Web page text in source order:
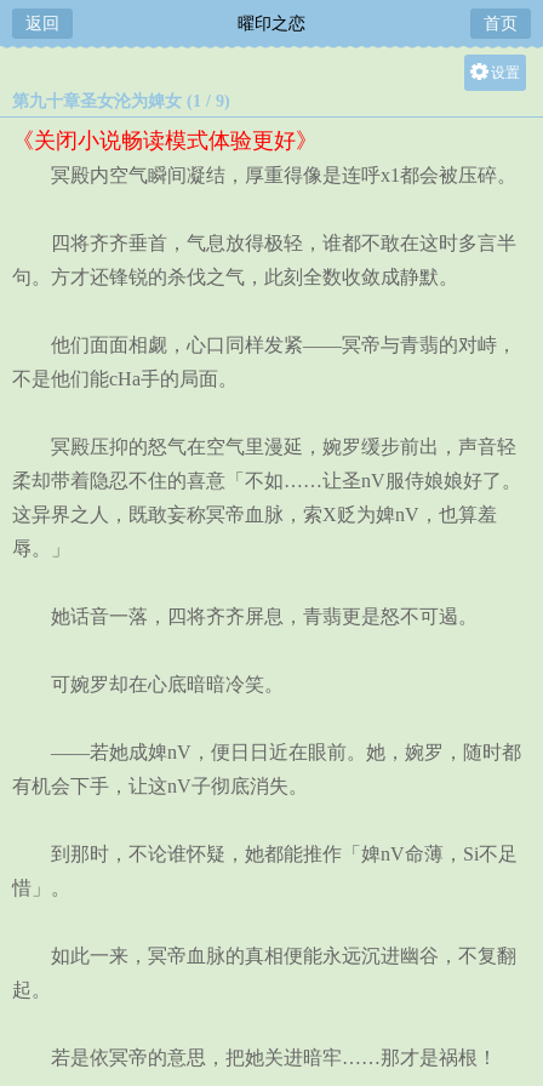
返回 曜印之恋 首页
设置
中
第九十章圣女沦为婢女 (1 / 9)
《关闭小说畅读模式体验更好》
冥殿内空气瞬间凝结，厚重得像是连呼x1都会被压碎。
四将齐齐垂首，气息放得极轻，谁都不敢在这时多言半
句。方才还锋锐的杀伐之气，此刻全数收敛成静默。
他们面面相觑，心口同样发紧——冥帝与青翡的对峙，
不是他们能cHa手的局面。
冥殿压抑的怒气在空气里漫延，婉罗缓步前出，声音轻
柔却带着隐忍不住的喜意「不如……让圣nV服侍娘娘好了。
这异界之人，既敢妄称冥帝血脉，索X贬为婢nV，也算羞
辱。」
她话音一落，四将齐齐屏息，青翡更是怒不可遏。
可婉罗却在心底暗暗冷笑。
——若她成婢nV，便日日近在眼前。她，婉罗，随时都
有机会下手，让这nV子彻底消失。
到那时，不论谁怀疑，她都能推作「婢nV命薄，Si不足
惜」。
如此一来，冥帝血脉的真相便能永远沉进幽谷，不复翻
起。
若是依冥帝的意思，把她关进暗牢……那才是祸根！